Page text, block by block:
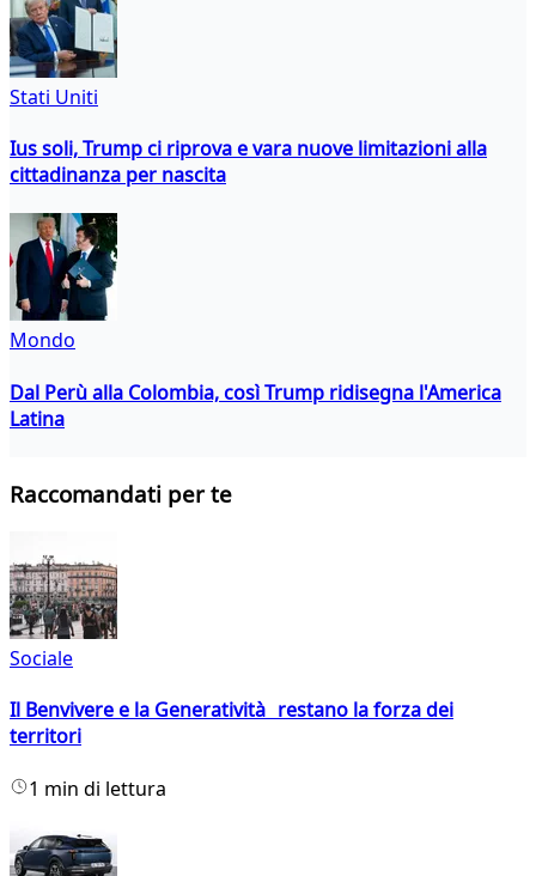
Stati Uniti
Ius soli, Trump ci riprova e vara nuove limitazioni alla
cittadinanza per nascita
Mondo
Dal Perù alla Colombia, così Trump ridisegna l'America
Latina
Raccomandati per te
Sociale
Il Benvivere e la Generatività restano la forza dei
territori
1 min di lettura